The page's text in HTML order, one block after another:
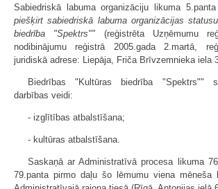
Sabiedriskā labuma organizāciju likuma
piešķirt sabiedriskā labuma organizācijas
biedrība "Spektrs"" (reģistrēta Uzņēmumu
nodibinājumu reģistrā 2005.gada 2.martā,
juridiskā adrese: Liepāja, Friča Brīvzemnieka iela
Biedrības "Kultūras biedrība "Spektrs""
darbības veidi:
- izglītības atbalstīšana;
- kultūras atbalstīšana.
Saskaņā ar Administratīvā procesa likuma
79.panta pirmo daļu šo lēmumu viena mēneša